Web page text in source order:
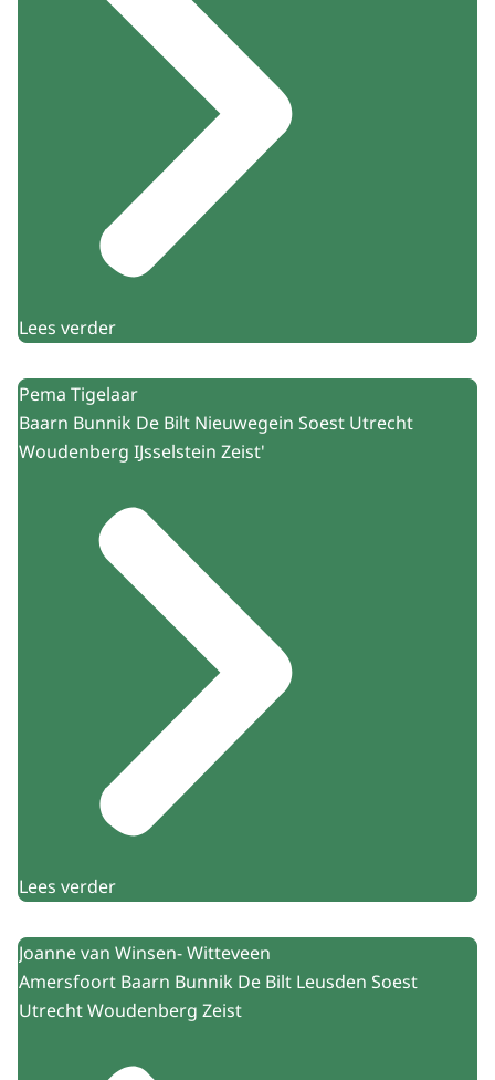
Lees verder
Pema Tigelaar
Baarn Bunnik De Bilt Nieuwegein Soest Utrecht
Woudenberg IJsselstein Zeist'
Lees verder
Joanne van Winsen- Witteveen
Amersfoort Baarn Bunnik De Bilt Leusden Soest
Utrecht Woudenberg Zeist